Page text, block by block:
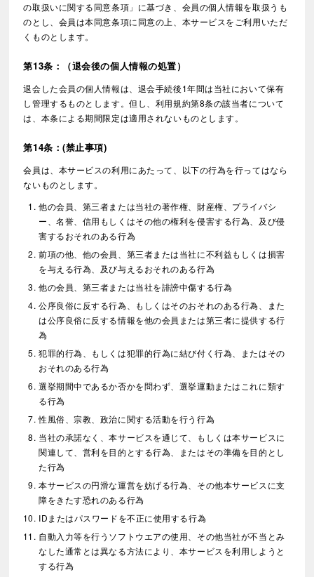
の取扱いに関する同意条項」に基づき、会員の個人情報を取扱うも
のとし、会員は本同意条項に同意の上、本サービスをご利用いただ
くものとします。
第13条：（退会後の個人情報の処置）
退会した会員の個人情報は、退会手続後1年間は当社において保有
し管理するものとします。但し、利用規約第8条の該当者について
は、本条による期間限定は適用されないものとします。
第14条：(禁止事項)
会員は、本サービスの利用にあたって、以下の行為を行ってはなら
ないものとします。
他の会員、第三者または当社の著作権、財産権、プライバシ
ー、名誉、信用もしくはその他の権利を侵害する行為、及び侵
害するおそれのある行為
前項の他、他の会員、第三者または当社に不利益もしくは損害
を与える行為、及び与えるおそれのある行為
他の会員、第三者または当社を誹謗中傷する行為
公序良俗に反する行為、もしくはそのおそれのある行為、また
は公序良俗に反する情報を他の会員または第三者に提供する行
為
犯罪的行為、もしくは犯罪的行為に結び付く行為、またはその
おそれのある行為
選挙期間中であるか否かを問わず、選挙運動またはこれに類す
る行為
性風俗、宗教、政治に関する活動を行う行為
当社の承諾なく、本サービスを通じて、もしくは本サービスに
関連して、営利を目的とする行為、またはその準備を目的とし
た行為
本サービスの円滑な運営を妨げる行為、その他本サービスに支
障をきたす恐れのある行為
IDまたはパスワードを不正に使用する行為
自動入力等を行うソフトウエアの使用、その他当社が不当とみ
なした通常とは異なる方法により、本サービスを利用しようと
する行為